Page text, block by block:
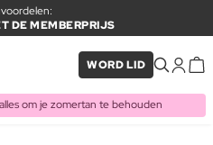
DE MEMBERPRIJS
WORD LID
om je zomertan te behouden